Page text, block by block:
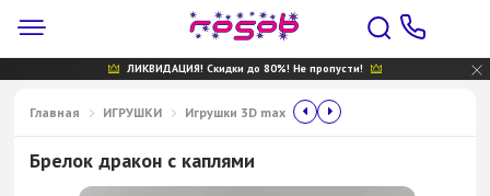
ЛИКВИДАЦИЯ! Скидки до 80%! Не пропусти!
Главная ИГРУШКИ Игрушки 3D max
Брелок дракон с каплями